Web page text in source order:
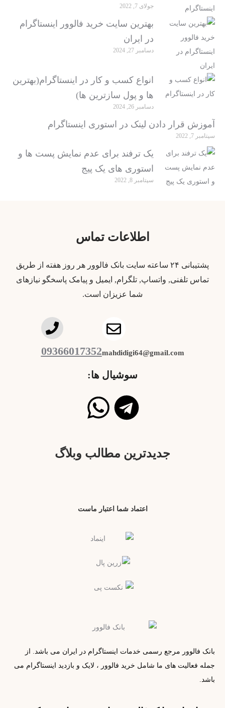
جولای 7, 2022
بهترین سایت خرید فالوور اینستاگرام
در ایران
دسامبر 27, 2024
انواع کسب و کار در اینستاگرام(بهترین
ها و پول سازترین ها)
دسامبر 26, 2024
آموزش قرار دادن لینک در استوری اینستاگرام
سپتامبر 7, 2022
یک ترفند برای عدم نمایش پست ها و
استوری های یک پیج
سپتامبر 8, 2022
بانک فالوور مرجع رسمی خدمات اینستاگرام در ایران می باشد. از
جمله فعالیت های ما شامل خرید فالوور ، لایک و بازدید اینستاگرام می
باشد.
جدیدترین مطالب وبلاگ
اعتماد شما اعتبار ماست
اطلاعات تماس
پشتیبانی ۲۴ ساعته سایت بانک فالوور هر روز هفته از طریق
تماس تلفنی, واتساپ, تلگرام, ایمیل و پیامک پاسخگو نیازهای
شما عزیزان است.
mahdidigi64@gmail.com
09366017352
سوشیال ها: